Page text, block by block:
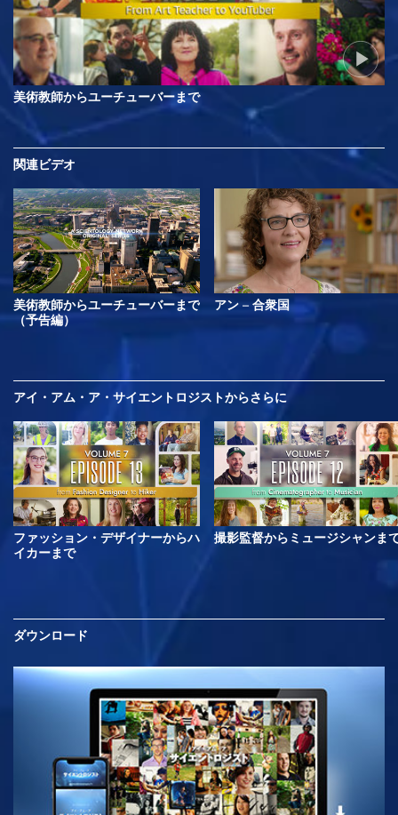
美術教師からユーチューバーまで
関連ビデオ
美術教師からユーチューバーまで
（予告編）
アン – 合衆国
アイ・アム・ア・サイエントロジストからさらに
ファッション・デザイナーからハ
イカーまで
撮影監督からミュージシャンま
ダウンロード